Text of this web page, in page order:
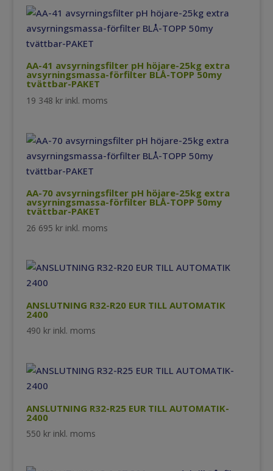
AA-41 avsyrningsfilter pH höjare-25kg extra
avsyrningsmassa-förfilter BLÅ-TOPP 50my
tvättbar-PAKET
19 348 kr inkl. moms
AA-70 avsyrningsfilter pH höjare-25kg extra
avsyrningsmassa-förfilter BLÅ-TOPP 50my
tvättbar-PAKET
26 695 kr inkl. moms
ANSLUTNING R32-R20 EUR TILL AUTOMATIK
2400
490 kr inkl. moms
ANSLUTNING R32-R25 EUR TILL AUTOMATIK-
2400
550 kr inkl. moms